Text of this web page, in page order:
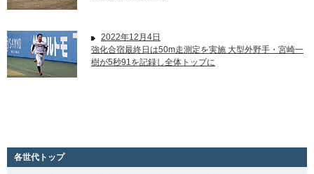
2022年12月4日
強化合宿最終日は50m走測定を実施 大型外野手・宮崎一
樹が5秒91を記録し全体トップに
各世代トップ